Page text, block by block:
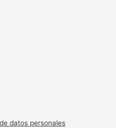
datos personales